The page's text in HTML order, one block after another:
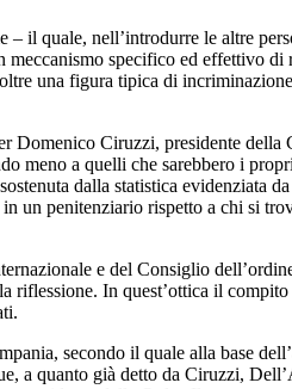
il quale, nell’introdurre le altre
specifico ed effettivo
una figura tipica di
Domenico Ciruzzi, presidente
meno a quelli che sarebbero i
dalla statistica evidenziata
un penitenziario rispetto a chi si
e del Consiglio
riflessione. In quest’ottica il
secondo il quale alla base
a quanto già detto da Ciruzzi,